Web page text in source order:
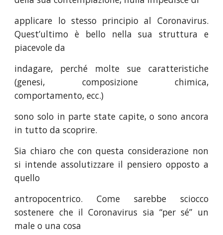
applicare lo stesso principio al Coronavirus.
Quest’ultimo è bello nella sua struttura e
piacevole da
indagare, perché molte sue caratteristiche
(genesi, composizione chimica,
comportamento, ecc.)
sono solo in parte state capite, o sono ancora
in tutto da scoprire.
Sia chiaro che con questa considerazione non
si intende assolutizzare il pensiero opposto a
quello
antropocentrico. Come sarebbe sciocco
sostenere che il Coronavirus sia “per sé” un
male o una cosa